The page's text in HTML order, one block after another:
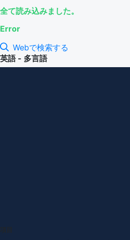
全て読み込みました。
Error
Webで検索する
英語 - 多言語